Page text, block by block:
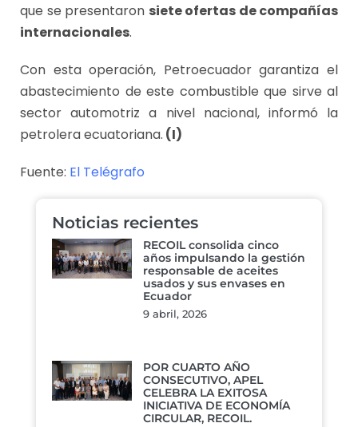
que se presentaron siete ofertas de compañías
internacionales.
Con esta operación, Petroecuador garantiza el
abastecimiento de este combustible que sirve al
sector automotriz a nivel nacional, informó la
petrolera ecuatoriana. (I)
Fuente: El Telégrafo
Noticias recientes
RECOIL consolida cinco
años impulsando la gestión
responsable de aceites
usados y sus envases en
Ecuador
9 abril, 2026
POR CUARTO AÑO
CONSECUTIVO, APEL
CELEBRA LA EXITOSA
INICIATIVA DE ECONOMÍA
CIRCULAR, RECOIL.